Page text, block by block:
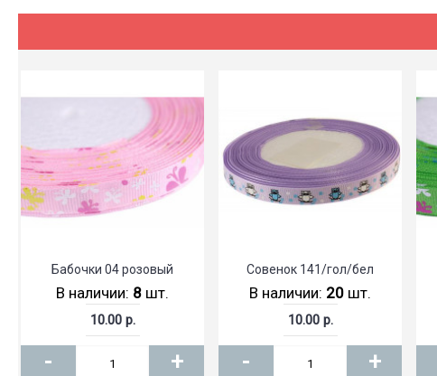
Бабочки 04 розовый
В наличии: 8 шт.
10.00 р.
- +
Совенок 141/гол/бел
В наличии: 20 шт.
10.00 р.
- +